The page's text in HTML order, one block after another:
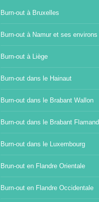
Burn-out à Bruxelles
Burn-out à Namur et ses environs
Burn-out à Liège
Burn-out dans le Hainaut
Burn-out dans le Brabant Wallon
Burn-out dans le Brabant Flamand
Burn-out dans le Luxembourg
Brun-out en Flandre Orientale
Burn-out en Flandre Occidentale